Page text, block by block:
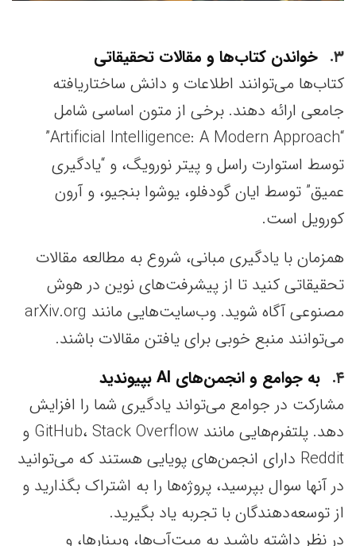
۳
خواندن کتاب‌ها و مقالات تحقیقاتی
کتاب‌ها می‌توانند اطلاعات و دانش ساختاریافته
جامعی ارائه دهند. برخی از متون اساسی شامل
“Artificial Intelligence: A Modern Approach”
توسط استوارت راسل و پیتر نورویگ، و “یادگیری
عمیق” توسط ایان گودفلو، یوشوا بنجیو، و آرون
کورویل است.
همزمان با یادگیری مبانی، شروع به مطالعه مقالات
تحقیقاتی کنید تا از پیشرفت‌های نوین در هوش
مصنوعی آگاه شوید. وب‌سایت‌هایی مانند arXiv.org
می‌توانند منبع خوبی برای یافتن مقالات باشند.
۴
به جوامع و انجمن‌های AI بپیوندید
مشارکت در جوامع می‌تواند یادگیری شما را افزایش
دهد. پلتفرم‌هایی مانند GitHub، Stack Overflow و
Reddit دارای انجمن‌های پویایی هستند که می‌توانید
در آنها سوال بپرسید، پروژه‌ها را به اشتراک بگذارید و
از توسعه‌دهندگان با تجربه یاد بگیرید.
در نظر داشته باشید به میت‌آپ‌ها، وبینارها، و